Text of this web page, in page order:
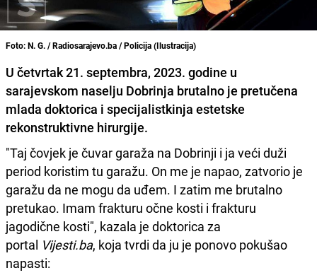
Foto: N. G. / Radiosarajevo.ba / Policija (Ilustracija)
U četvrtak 21. septembra, 2023. godine u
sarajevskom naselju Dobrinja brutalno je pretučena
mlada doktorica i specijalistkinja estetske
rekonstruktivne hirurgije.
"Taj čovjek je čuvar garaža na Dobrinji i ja veći duži
period koristim tu garažu. On me je napao, zatvorio je
garažu da ne mogu da uđem. I zatim me brutalno
pretukao. Imam frakturu očne kosti i frakturu
jagodične kosti", kazala je doktorica za
portal Vijesti.ba, koja tvrdi da ju je ponovo pokušao
napasti: